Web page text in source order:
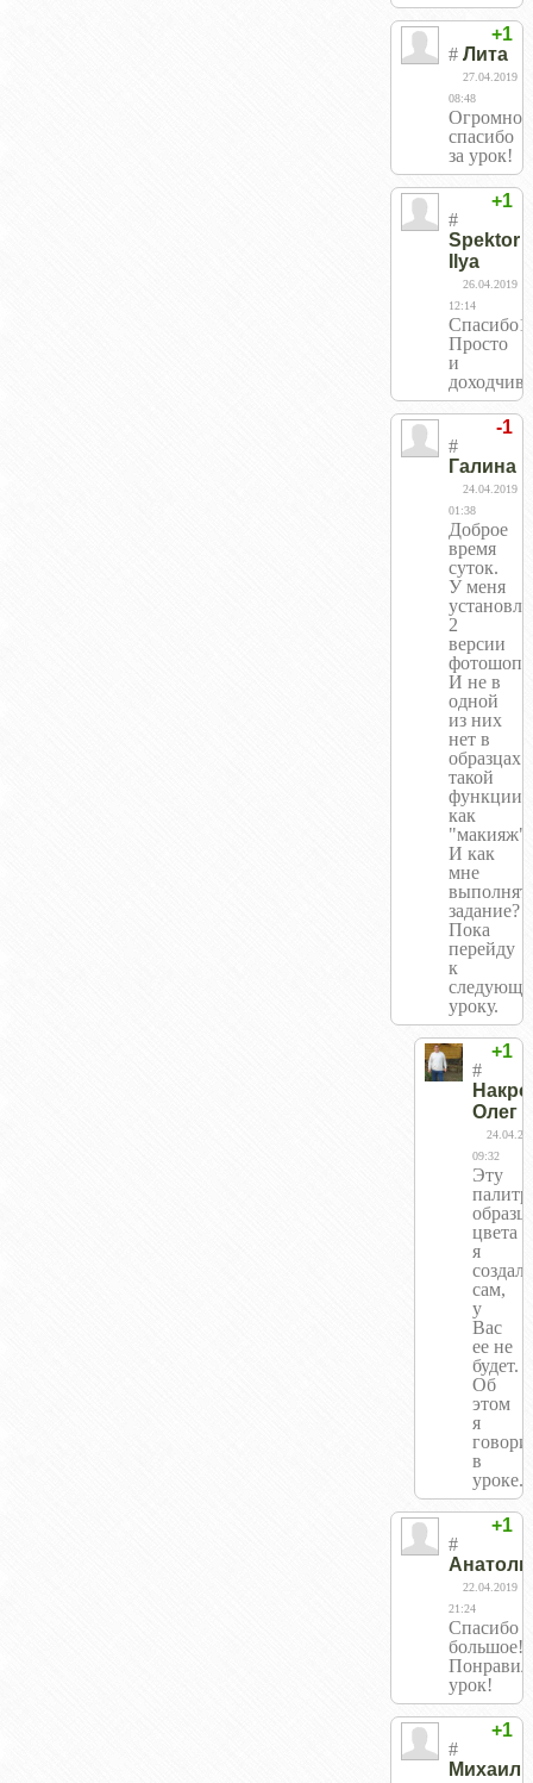
+1
# Лита
27.04.2019
08:48
Огромное
спасибо
за урок!
+1
#
Spektor
Ilya
26.04.2019
12:14
Спасибо1
Просто
и
-1
#
Галина
24.04.2019
01:38
Доброе
время
суток.
У меня
2
версии
И не в
одной
из них
нет в
образцах
такой
функции
как
"макияж"
И как
мне
задание?
Пока
перейду
к
уроку.
+1
#
Олег
09:32
Эту
цвета
я
создал
сам,
у
Вас
ее не
будет.
Об
этом
я
в
уроке.
+1
#
22.04.2019
21:24
Спасибо
большое!
урок!
+1
#
Михаил